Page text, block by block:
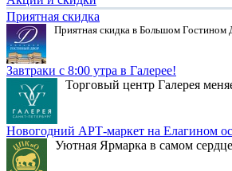
Приятная скидка
Приятная скидка в Большом Гостином
Завтраки с 8:00 утра в Галерее!
Торговый центр Галерея
Новогодний АРТ-маркет на Елагином
Уютная Ярмарка в самом